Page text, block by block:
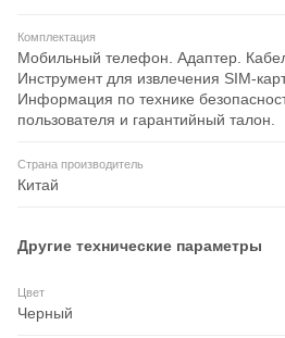
Комплектация
Мобильный телефон. Адаптер.
Инструмент для извлечения SIM-
Информация по технике
пользователя и гарантийный талон.
Страна производитель
Китай
Другие технические параметры
Цвет
Черный